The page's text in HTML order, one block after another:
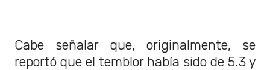
Cabe señalar que, originalmente, se
reportó que el temblor había sido de 5.3 y